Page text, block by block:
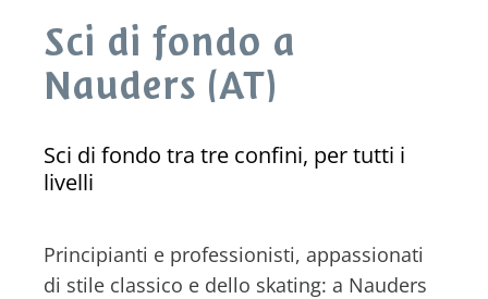
Sci di fondo a
Nauders (AT)
Sci di fondo tra tre confini, per tutti i
livelli
Principianti e professionisti, appassionati
di stile classico e dello skating: a Nauders